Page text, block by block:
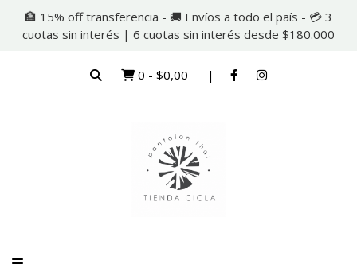
🏦 15% off transferencia - 🚚 Envíos a todo el país - 💳 3
cuotas sin interés | 6 cuotas sin interés desde $180.000
0 - $0,00